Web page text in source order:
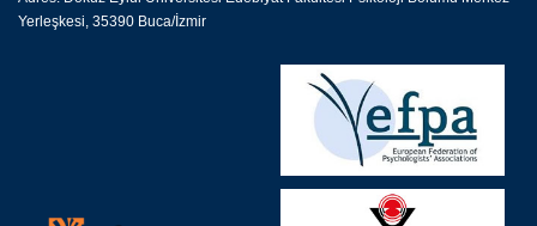
Yerleşkesi, 35390 Buca/İzmir